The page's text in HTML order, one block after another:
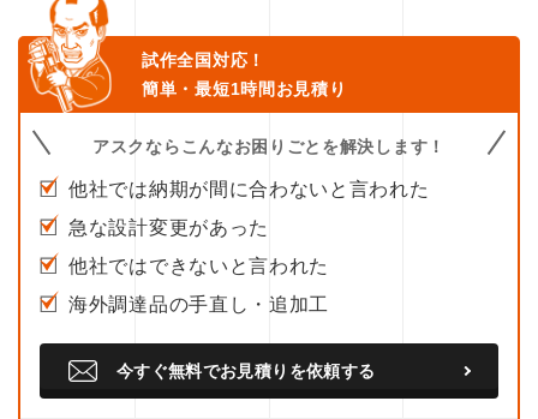
試作全国対応！
簡単・最短1時間お見積り
アスクならこんなお困りごとを解決します！
他社では納期が間に合わないと言われた
急な設計変更があった
他社ではできないと言われた
海外調達品の手直し・追加工
今すぐ無料でお見積りを依頼する